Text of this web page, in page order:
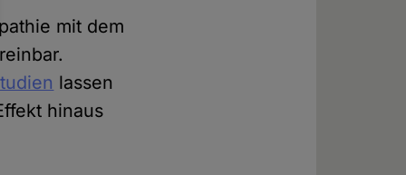
mit dem
lassen
hinaus